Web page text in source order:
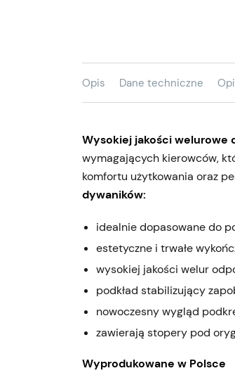
Opis Dane techniczne
Wysokiej jakości
wymagających kierowców,
komfortu użytkowania oraz
dywaników:
idealnie dopasowane do
estetyczne i trwałe
wysokiej jakości welur
podkład stabilizujący
nowoczesny wygląd
zawierają stopery pod
Wyprodukowane w Polsce